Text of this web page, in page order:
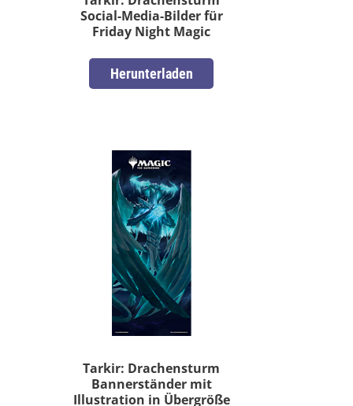
Social-Media-Bilder für
Friday Night Magic
Herunterladen
Tarkir: Drachensturm
Bannerständer mit
Illustration in Übergröße